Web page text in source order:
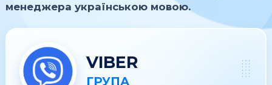
менеджера українською мовою.
VIBER
ГРУПА